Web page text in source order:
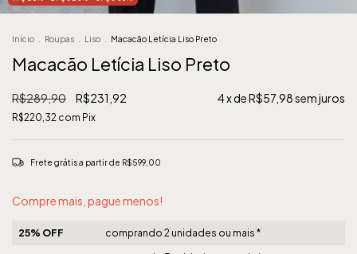
Início Roupas Liso Macacão Letícia Liso Preto
Macacão Letícia Liso Preto
R$289,90 R$231,92 4x deR$57,98sem juros
R$220,32 com Pix
Frete grátisa partir de R$599,00
Compre mais, pague menos!
25% OFF comprando 2 unidades ou mais *